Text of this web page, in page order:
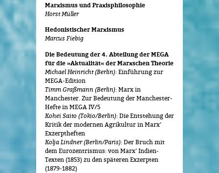
Marxismus und Praxisphilosophie
Horst Müller
Hedonistischer Marxismus
Marcus Fiebig
Die Bedeutung der 4. Abteilung der MEGA
für die »Aktualität« der Marxschen Theorie
Michael Heinricht (Berlin):Einführung zur
MEGA-Edition
Timm Graßmann (Berlin):Marx in
Manchester. Zur Bedeutung der Manchester-
Hefte in MEGA IV/5
Kohei Saito (Tokio/Berlin):Die Entstehung der
Kritik der modernen Agrikultur in Marx’
Exzerptheften
Kolja Lindner (Berlin/Paris):Der Bruch mit
dem Eurozentrismus: von Marx’ Indien-
Texten (1853) zu den späteren Exzerpten
(1879-1882)